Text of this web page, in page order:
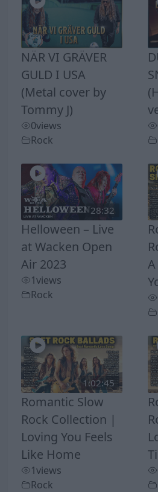
NÄR VI GRÄVER
GULD I USA
(Metal cover by
Tommy J)
0views
Rock
28:32
Helloween – Live
at Wacken Open
Air 2023
1views
Rock
1:02:45
Romantic Slow
Rock Collection |
Loving You Feels
Like Home
1views
Rock